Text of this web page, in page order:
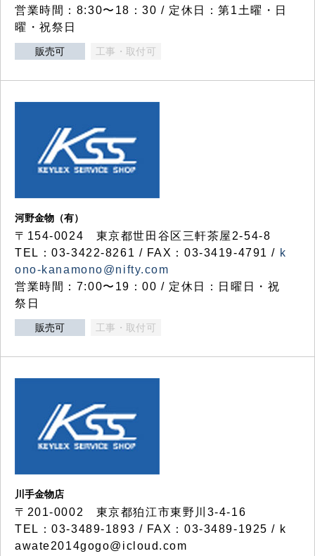
営業時間：8:30〜18：30 / 定休日：第1土曜・日
曜・祝祭日
販売可 工事・取付可
河野金物（有）
〒154-0024 東京都世田谷区三軒茶屋2-54-8
TEL：03-3422-8261 / FAX：03-3419-4791 / k
ono-kanamono@nifty.com
営業時間：7:00〜19：00 / 定休日：日曜日・祝
祭日
販売可 工事・取付可
川手金物店
〒201-0002 東京都狛江市東野川3-4-16
TEL：03-3489-1893 / FAX：03-3489-1925 / k
awate2014gogo@icloud.com